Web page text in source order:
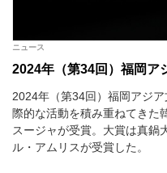
ニュース
2024年（第34回）福岡ア
2024年（第34回）福岡アジ
際的な活動を積み重ねてきた
スージャが受賞。大賞は真鍋
ル・アムリスが受賞した。